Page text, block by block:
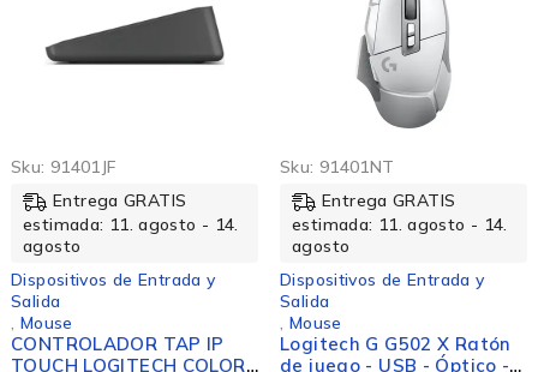
Sku: 91401JF
Entrega GRATIS
estimada: 11. agosto - 14.
agosto
Dispositivos de Entrada y
Salida
Mouse
CONTROLADOR TAP IP
TOUCH LOGITECH COLOR
Sku: 91401NT
Entrega GRATIS
estimada: 11. agosto - 14.
agosto
Dispositivos de Entrada y
Salida
Mouse
Logitech G G502 X Ratón
de juego - USB - Óptico -